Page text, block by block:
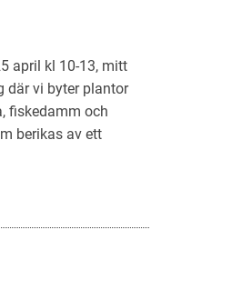
april kl 10-13, mitt
där vi byter plantor
fiskedamm och
berikas av ett